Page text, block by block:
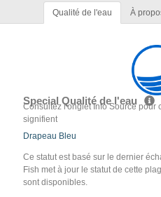
Qualité de l'eau À
Special Qualité de l'eau
Consultez l'onglet Info Source pour
signifient
Drapeau Bleu
Ce statut est basé sur le dernier
Fish met à jour le statut de cette
sont disponibles.